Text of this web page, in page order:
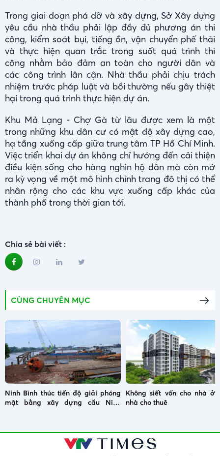
Trong giai đoạn phá dỡ và xây dựng, Sở Xây dựng
yêu cầu nhà thầu phải lập đầy đủ phương án thi
công, kiểm soát bụi, tiếng ồn, vận chuyển phế thải
và thực hiện quan trắc trong suốt quá trình thi
công nhằm bảo đảm an toàn cho người dân và
các công trình lân cận. Nhà thầu phải chịu trách
nhiệm trước pháp luật và bồi thường nếu gây thiệt
hại trong quá trình thực hiện dự án.
Khu Mả Lạng - Chợ Gà từ lâu được xem là một
trong những khu dân cư có mật độ xây dựng cao,
hạ tầng xuống cấp giữa trung tâm TP Hồ Chí Minh.
Việc triển khai dự án không chỉ hướng đến cải thiện
điều kiện sống cho hàng nghìn hộ dân mà còn mở
ra kỳ vọng về một mô hình chỉnh trang đô thị có thể
nhân rộng cho các khu vực xuống cấp khác của
thành phố trong thời gian tới.
Chia sẻ bài viết :
CÙNG CHUYÊN MỤC
Ninh Bình thúc tiến độ giải phóng
mặt bằng xây dựng cầu Ninh
Không siết vốn cho nhà ở
nhà cho thuê